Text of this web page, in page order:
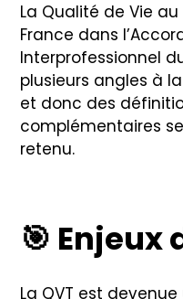
La Qualité de Vie
France dans
Interprofessionnel
plusieurs angles à
et donc des
complémentaires
retenu.
🎯 Enjeux
La QVT est